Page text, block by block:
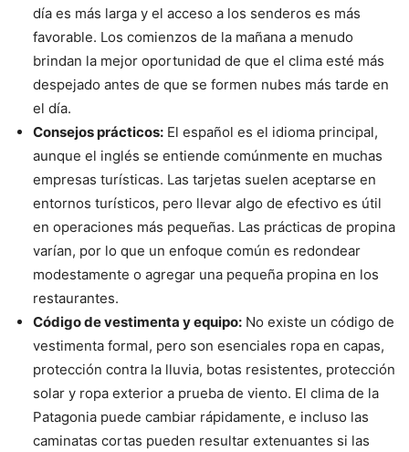
día es más larga y el acceso a los senderos es más
favorable. Los comienzos de la mañana a menudo
brindan la mejor oportunidad de que el clima esté más
despejado antes de que se formen nubes más tarde en
el día.
Consejos prácticos: El español es el idioma principal,
aunque el inglés se entiende comúnmente en muchas
empresas turísticas. Las tarjetas suelen aceptarse en
entornos turísticos, pero llevar algo de efectivo es útil
en operaciones más pequeñas. Las prácticas de propina
varían, por lo que un enfoque común es redondear
modestamente o agregar una pequeña propina en los
restaurantes.
Código de vestimenta y equipo: No existe un código de
vestimenta formal, pero son esenciales ropa en capas,
protección contra la lluvia, botas resistentes, protección
solar y ropa exterior a prueba de viento. El clima de la
Patagonia puede cambiar rápidamente, e incluso las
caminatas cortas pueden resultar extenuantes si las